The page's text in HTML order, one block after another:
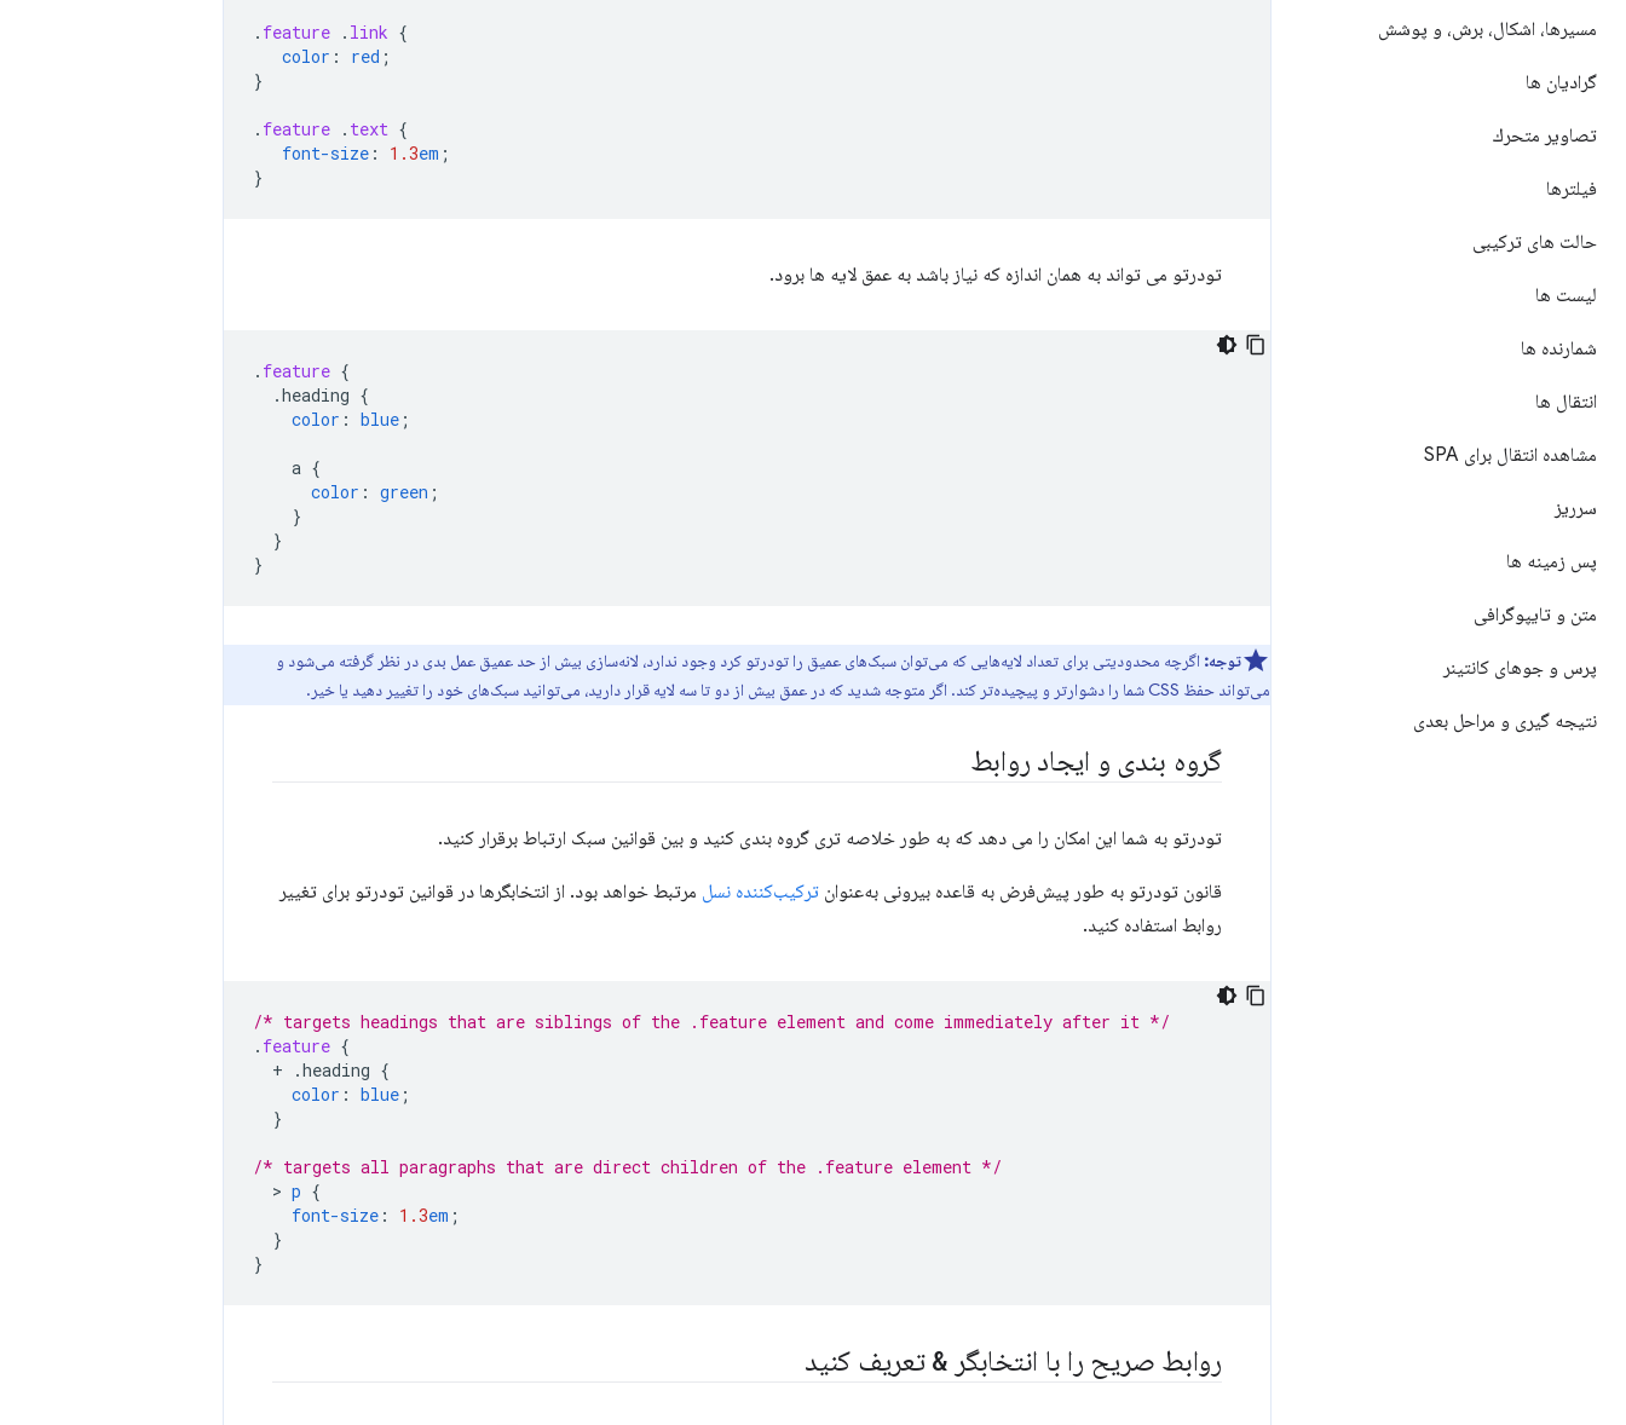
مسیرها، اشکال، برش، و پوشش
گرادیان ها
تصاوير متحرك
فیلترها
حالت های ترکیبی
لیست ها
شمارنده ها
انتقال ها
مشاهده انتقال برای SPA
سرریز
پس زمینه ها
متن و تایپوگرافی
پرس و جوهای کانتینر
نتیجه گیری و مراحل بعدی
. feature . link {
color : red ;
}
. feature . text {
font-size : 1.3em ;
}
تودرتو می تواند به همان اندازه که نیاز باشد به عمق لایه ها برود.
. feature {
.heading {
color : blue ;
a {
color : green ;
}
}
}
توجه: اگرچه محدودیتی برای تعداد لایه‌هایی که می‌توان سبک‌های عمیق را تودرتو کرد وجود ندارد، لانه‌سازی بیش از حد عمیق عمل بدی در نظر گرفته می‌شود و
می‌تواند حفظ CSS شما را دشوارتر و پیچیده‌تر کند. اگر متوجه شدید که در عمق بیش از دو تا سه لایه قرار دارید، می‌توانید سبک‌های خود را تغییر دهید یا خیر.
گروه بندی و ایجاد روابط
تودرتو به شما این امکان را می دهد که به طور خلاصه تری گروه بندی کنید و بین قوانین سبک ارتباط برقرار کنید.
قانون تودرتو به طور پیش‌فرض به قاعده بیرونی به‌عنوان ترکیب‌کننده نسل مرتبط خواهد بود. از انتخابگرها در قوانین تودرتو برای تغییر
روابط استفاده کنید.
/* targets headings that are siblings of the .feature element and come immediately after it */
. feature {
+
.heading {
color : blue ;
}
/* targets all paragraphs that are direct children of the .feature element */
  >
p {
font-size : 1.3em ;
}
}
روابط صریح را با انتخابگر & تعریف کنید